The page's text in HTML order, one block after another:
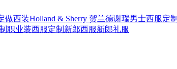
做西装Holland & Sherry 贺兰德谢瑞男士西服定制
职业装西服定制 新郎西服新郎礼服